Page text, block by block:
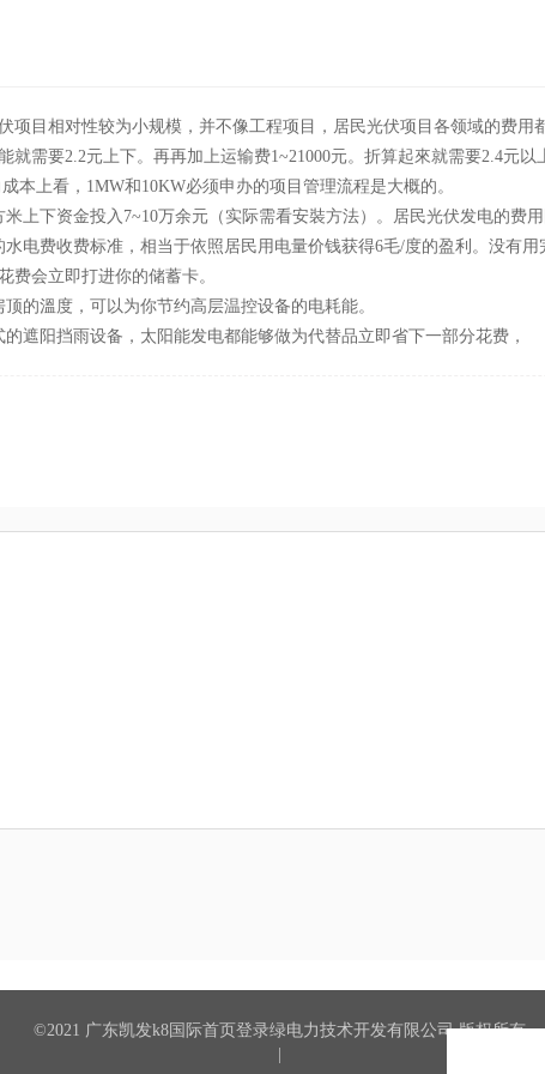
项目相对性较为小规模，并不像工程项目，居民光伏项目各领域的费
就需要2.2元上下。再再加上运输费1~21000元。折算起來就需要2.4元
本上看，1MW和10KW必须申办的项目管理流程是大概的。
上下资金投入7~10万余元（实际需看安裝方法）。居民光伏发电的费
电费收费标准，相当于依照居民用电量价钱获得6毛/度的盈利。没有
费会立即打进你的储蓄卡。
的溫度，可以为你节约高层温控设备的电耗能。
遮阳挡雨设备，太阳能发电都能够做为代替品立即省下一部分花费，
©2021 广东凯发k8国际首页登录绿电力技术开发有限公司 版权所有
|